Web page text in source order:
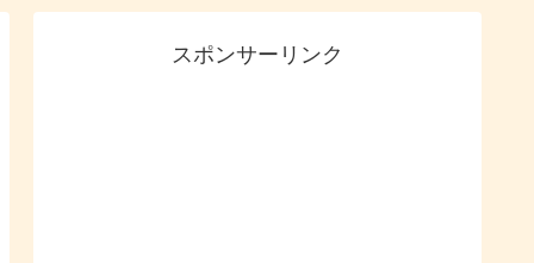
スポンサーリンク